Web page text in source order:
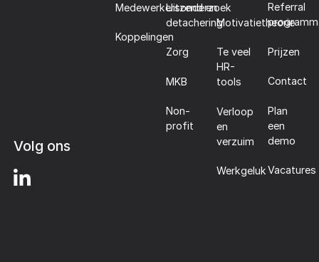
Volg ons
Medewerkersonderzoek
Koppelingen
Uitzend en
detachering
Zorg
MKB
Non-
profit
Motivatietheorie
Te veel
HR-
tools
Verloop
en
verzuim
Werkgeluk
Referral
Prijzen
Contact
Plan
een
demo
Vacatures